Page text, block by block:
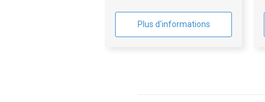
Plus d'informations